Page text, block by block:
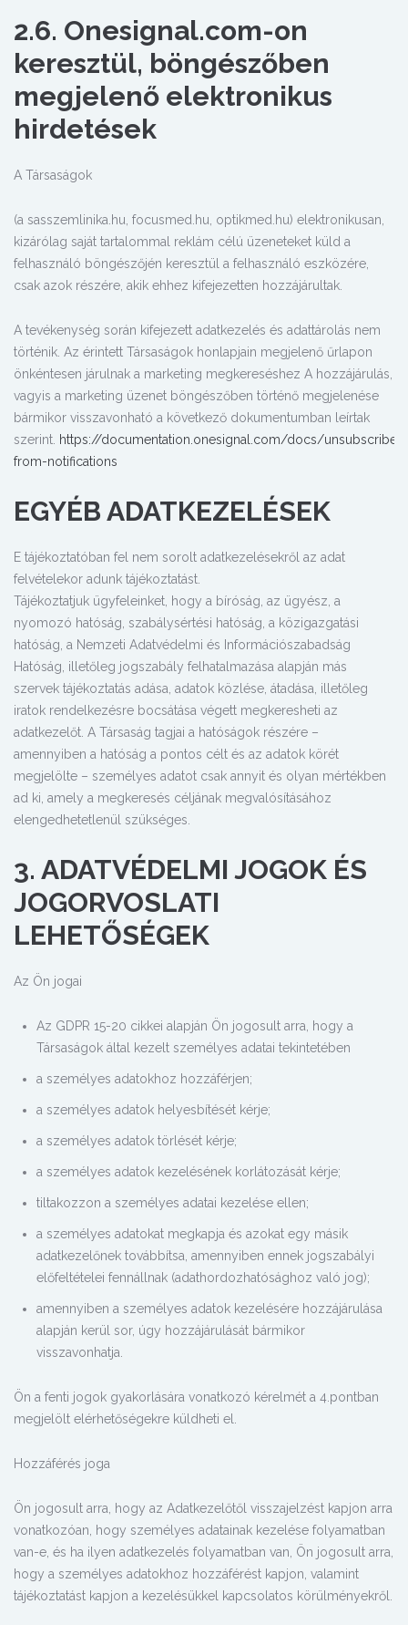
2.6. Onesignal.com-on
keresztül, böngészőben
megjelenő elektronikus
hirdetések
A Társaságok
(a sasszemlinika.hu, focusmed.hu, optikmed.hu) elektronikusan,
kizárólag saját tartalommal reklám célú üzeneteket küld a
felhasználó böngészőjén keresztül a felhasználó eszközére,
csak azok részére, akik ehhez kifejezetten hozzájárultak.
A tevékenység során kifejezett adatkezelés és adattárolás nem
történik. Az érintett Társaságok honlapjain megjelenő űrlapon
önkéntesen járulnak a marketing megkereséshez A hozzájárulás,
vagyis a marketing üzenet böngészőben történő megjelenése
bármikor visszavonható a következő dokumentumban leírtak
szerint. https://documentation.onesignal.com/docs/unsubscribe-
from-notifications
EGYÉB ADATKEZELÉSEK
E tájékoztatóban fel nem sorolt adatkezelésekről az adat
felvételekor adunk tájékoztatást.
Tájékoztatjuk ügyfeleinket, hogy a bíróság, az ügyész, a
nyomozó hatóság, szabálysértési hatóság, a közigazgatási
hatóság, a Nemzeti Adatvédelmi és Információszabadság
Hatóság, illetőleg jogszabály felhatalmazása alapján más
szervek tájékoztatás adása, adatok közlése, átadása, illetőleg
iratok rendelkezésre bocsátása végett megkeresheti az
adatkezelőt. A Társaság tagjai a hatóságok részére –
amennyiben a hatóság a pontos célt és az adatok körét
megjelölte – személyes adatot csak annyit és olyan mértékben
ad ki, amely a megkeresés céljának megvalósításához
elengedhetetlenül szükséges.
3. ADATVÉDELMI JOGOK ÉS
JOGORVOSLATI
LEHETŐSÉGEK
Az Ön jogai
Az GDPR 15-20 cikkei alapján Ön jogosult arra, hogy a
Társaságok által kezelt személyes adatai tekintetében
a személyes adatokhoz hozzáférjen;
a személyes adatok helyesbítését kérje;
a személyes adatok törlését kérje;
a személyes adatok kezelésének korlátozását kérje;
tiltakozzon a személyes adatai kezelése ellen;
a személyes adatokat megkapja és azokat egy másik
adatkezelőnek továbbítsa, amennyiben ennek jogszabályi
előfeltételei fennállnak (adathordozhatósághoz való jog);
amennyiben a személyes adatok kezelésére hozzájárulása
alapján kerül sor, úgy hozzájárulását bármikor
visszavonhatja.
Ön a fenti jogok gyakorlására vonatkozó kérelmét a 4.pontban
megjelölt elérhetőségekre küldheti el.
Hozzáférés joga
Ön jogosult arra, hogy az Adatkezelőtől visszajelzést kapjon arra
vonatkozóan, hogy személyes adatainak kezelése folyamatban
van-e, és ha ilyen adatkezelés folyamatban van, Ön jogosult arra,
hogy a személyes adatokhoz hozzáférést kapjon, valamint
tájékoztatást kapjon a kezelésükkel kapcsolatos körülményekről.